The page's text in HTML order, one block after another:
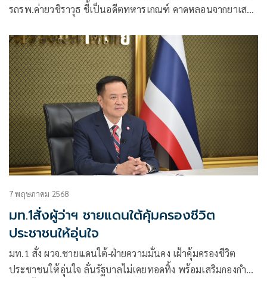
รถรพ.ค่ายวชิราวุธ ชี้เป็นอดีตทหารเกณฑ์ คาดหลอนจากยาเสพ
7 พฤษภาคม 2568
มท.1สั่งผู้ว่าฯ ชายแดนใต้คุ้มครองชีวิต
ประชาชนให้อุ่นใจ
มท.1 สั่ง ผวจ.ชายแดนใต้-ฝ่ายความมั่นคง เฝ้าคุ้มครองชีวิต
ประชาชนให้อุ่นใจ ลั่นรัฐบาลไม่เคยทอดทิ้ง พร้อมเสริมกองกำลัง